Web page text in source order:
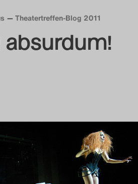
Theatertreffen-Blog 2011
absurdum!